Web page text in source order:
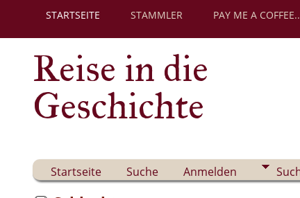
STARTSEITE STAMMLER PAY ME A COFFEE..
Reise in die
Geschichte
Startseite Suche Anmelden